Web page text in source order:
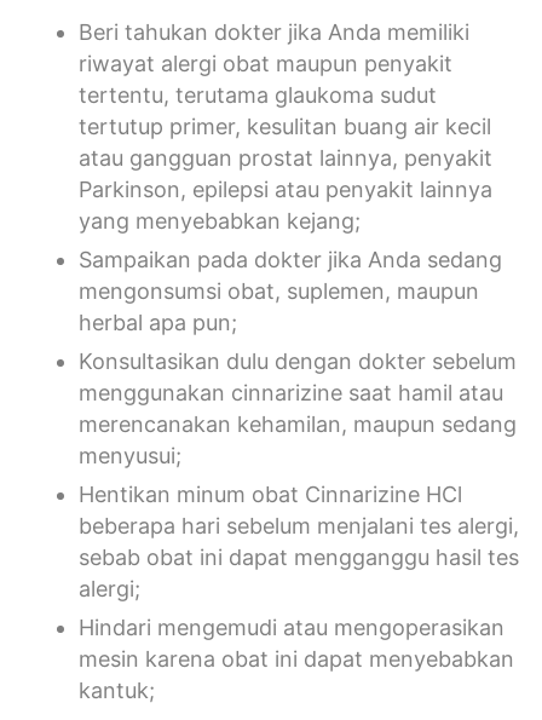
Beri tahukan dokter jika Anda memiliki
riwayat alergi obat maupun penyakit
tertentu, terutama glaukoma sudut
tertutup primer, kesulitan buang air kecil
atau gangguan prostat lainnya, penyakit
Parkinson, epilepsi atau penyakit lainnya
yang menyebabkan kejang;
Sampaikan pada dokter jika Anda sedang
mengonsumsi obat, suplemen, maupun
herbal apa pun;
Konsultasikan dulu dengan dokter sebelum
menggunakan cinnarizine saat hamil atau
merencanakan kehamilan, maupun sedang
menyusui;
Hentikan minum obat Cinnarizine HCl
beberapa hari sebelum menjalani tes alergi,
sebab obat ini dapat mengganggu hasil tes
alergi;
Hindari mengemudi atau mengoperasikan
mesin karena obat ini dapat menyebabkan
kantuk;